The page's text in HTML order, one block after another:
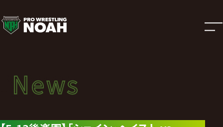
ニ
ュ
ー
ス
News
ニュース
News